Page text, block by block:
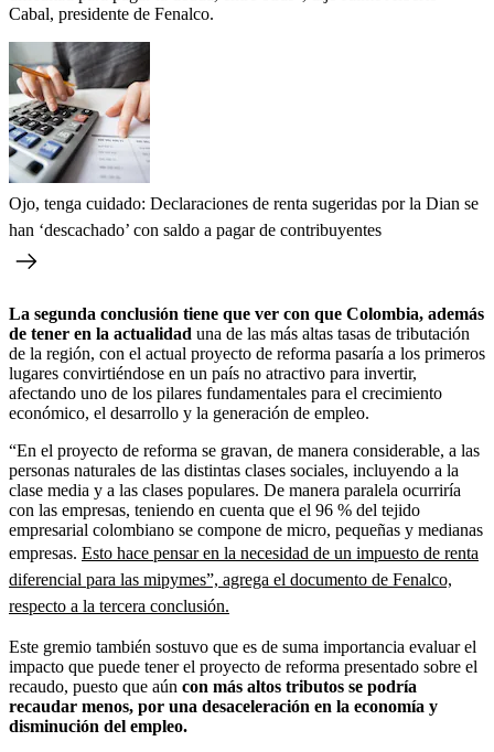
Cabal, presidente de Fenalco.
Ojo, tenga cuidado: Declaraciones de renta sugeridas por la Dian se
han ‘descachado’ con saldo a pagar de contribuyentes
La segunda conclusión tiene que ver con que Colombia, además
de tener en la actualidad una de las más altas tasas de tributación
de la región, con el actual proyecto de reforma pasaría a los primeros
lugares convirtiéndose en un país no atractivo para invertir,
afectando uno de los pilares fundamentales para el crecimiento
económico, el desarrollo y la generación de empleo.
“En el proyecto de reforma se gravan, de manera considerable, a las
personas naturales de las distintas clases sociales, incluyendo a la
clase media y a las clases populares. De manera paralela ocurriría
con las empresas, teniendo en cuenta que el 96 % del tejido
empresarial colombiano se compone de micro, pequeñas y medianas
empresas. Esto hace pensar en la necesidad de un impuesto de renta
diferencial para las mipymes”, agrega el documento de Fenalco,
respecto a la tercera conclusión.
Este gremio también sostuvo que es de suma importancia evaluar el
impacto que puede tener el proyecto de reforma presentado sobre el
recaudo, puesto que aún con más altos tributos se podría
recaudar menos, por una desaceleración en la economía y
disminución del empleo.